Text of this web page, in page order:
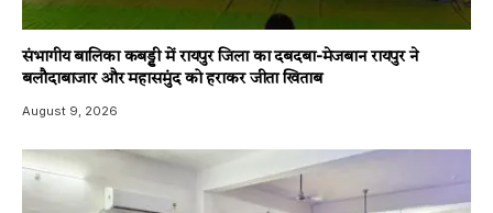
संभागीय बालिका कबड्डी में रायपुर जिला का दबदबा-​मेजबान रायपुर ने
बलौदाबाजार और महासमुंद को हराकर जीता खिताब
August 9, 2026